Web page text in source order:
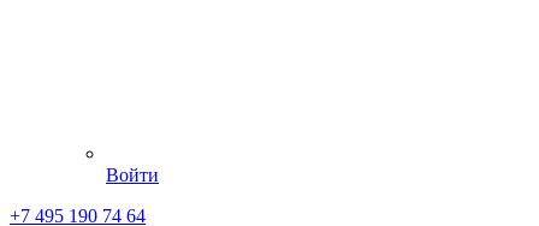
Войти
+7 495 190 74 64